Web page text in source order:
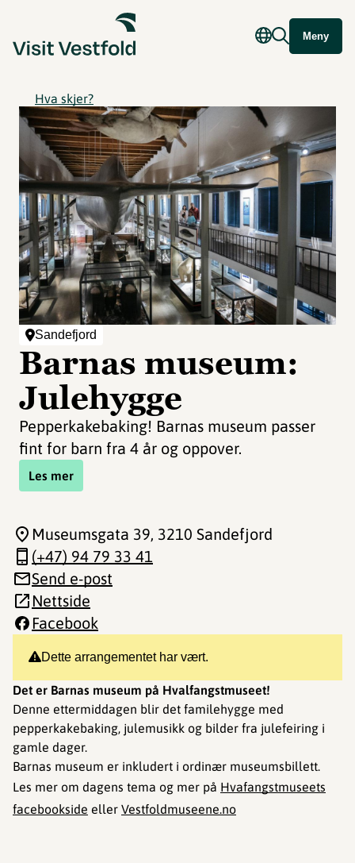
Meny
Hva skjer?
Sandefjord
Barnas museum:
Julehygge
Pepperkakebaking! Barnas museum passer
fint for barn fra 4 år og oppover.
Les mer
Dette arrangementet har vært.
Det er Barnas museum på Hvalfangstmuseet!
Denne ettermiddagen blir det familehygge med
pepperkakebaking, julemusikk og bilder fra julefeiring i
gamle dager.
Barnas museum er inkludert i ordinær museumsbillett.
Les mer om dagens tema og mer på Hvafangstmuseets
facebookside eller Vestfoldmuseene.no
Museumsgata 39, 3210 Sandefjord
(+47) 94 79 33 41
Send e-post
Nettside
Facebook